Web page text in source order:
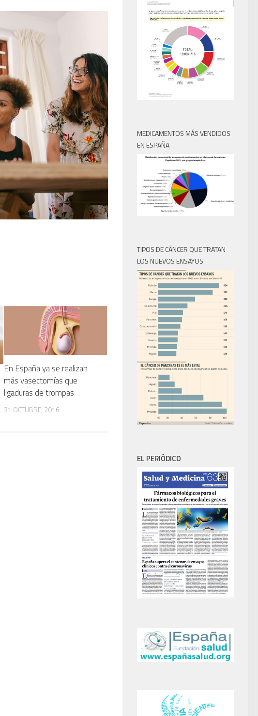
En España ya se realizan
más vasectomías que
ligaduras de trompas
31 OCTUBRE, 2016
MEDICAMENTOS MÁS VENDIDOS
EN ESPAÑA
TIPOS DE CÁNCER QUE TRATAN
LOS NUEVOS ENSAYOS
EL PERIÓDICO